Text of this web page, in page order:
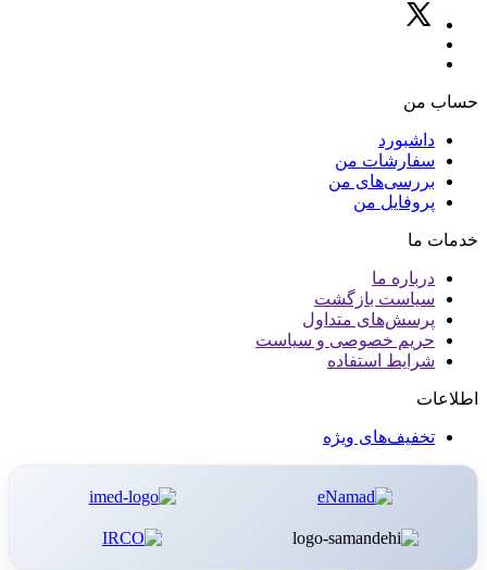
حساب من
داشبورد
سفارشات من
بررسی‌های من
پروفایل من
خدمات ما
درباره ما
سیاست بازگشت
پرسش‌های متداول
حریم خصوصی و سیاست
شرایط استفاده
اطلاعات
تخفیف‌های ویژه